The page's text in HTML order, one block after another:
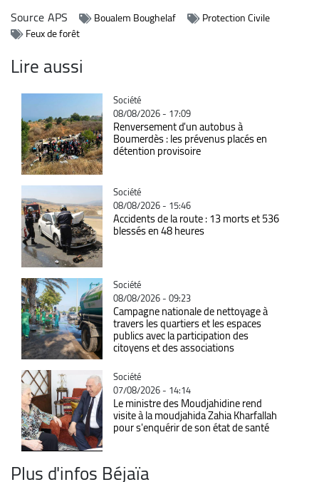
SourceAPS Boualem Boughelaf
Protection Civile
Feux de forêt
Lire aussi
Catégorie
Société
08/08/2026 - 17:09
Renversement d'un autobus à
Boumerdès : les prévenus placés en
détention provisoire
Catégorie
Société
08/08/2026 - 15:46
Accidents de la route : 13 morts et 536
blessés en 48 heures
Catégorie
Société
08/08/2026 - 09:23
Campagne nationale de nettoyage à
travers les quartiers et les espaces
publics avec la participation des
citoyens et des associations
Catégorie
Société
07/08/2026 - 14:14
Le ministre des Moudjahidine rend
visite à la moudjahida Zahia Kharfallah
pour s'enquérir de son état de santé
Plus d'infos Béjaïa